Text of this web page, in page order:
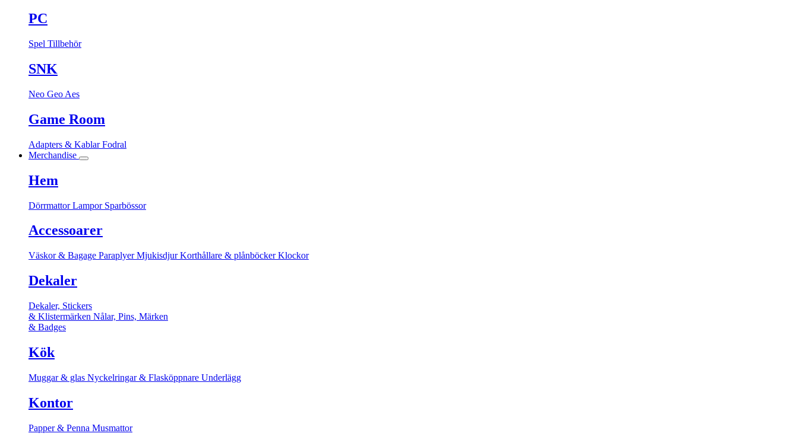
PC
Spel Tillbehör
SNK
Neo Geo Aes
Game Room
Adapters & KablarFodral
Merchandise
Hem
DörrmattorLampor Sparbössor
Accessoarer
Väskor & Bagage ParaplyerMjukisdjurKorthållare & plånböckerKlockor
Dekaler
Dekaler, Stickers
& Klistermärken Nålar, Pins, Märken
& Badges
Kök
Muggar & glas Nyckelringar & Flasköppnare Underlägg
Kontor
Papper & Penna Musmattor